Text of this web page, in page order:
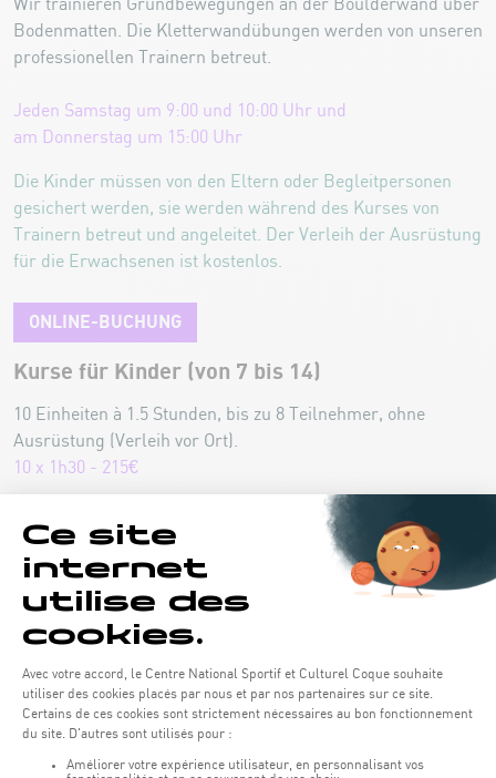
Wir trainieren Grundbewegungen an der Boulderwand über
Bodenmatten. Die Kletterwandübungen werden von unseren
professionellen Trainern betreut.
Jeden Samstag um 9:00 und 10:00 Uhr und
am Donnerstag um 15:00 Uhr
Die Kinder müssen von den Eltern oder Begleitpersonen
gesichert werden, sie werden während des Kurses von
Trainern betreut und angeleitet. Der Verleih der Ausrüstung
für die Erwachsenen ist kostenlos.
ONLINE-BUCHUNG
Kurse für Kinder (von 7 bis 14)
10 Einheiten à 1.5 Stunden, bis zu 8 Teilnehmer, ohne
Ausrüstung (Verleih vor Ort).
10 x 1h30 - 215€
Dieser Kurs richtet sich an Kinder im Alter von 7 bis 10
Jahren, und ist die Fortsetzung des Bambini-
Kletterkurses.
Dieser Kurs bietet ein zusätzliches Training für die
Nachwuchsathleten, damit sie ihre Fähigkeiten
weiterentwickeln und die notwendige Förderung
erhalten. Der Kurs vermittelt Grundtechniken für die
Bewegungen beim Klettern sowie Sicherungstechniken
und ist die Vorbereitung für den„Kinder 11-